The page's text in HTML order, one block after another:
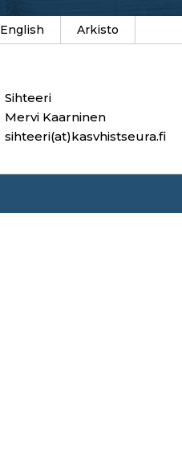
English Arkisto
Sihteeri
Mervi Kaarninen
sihteeri(at)kasvhistseura.fi